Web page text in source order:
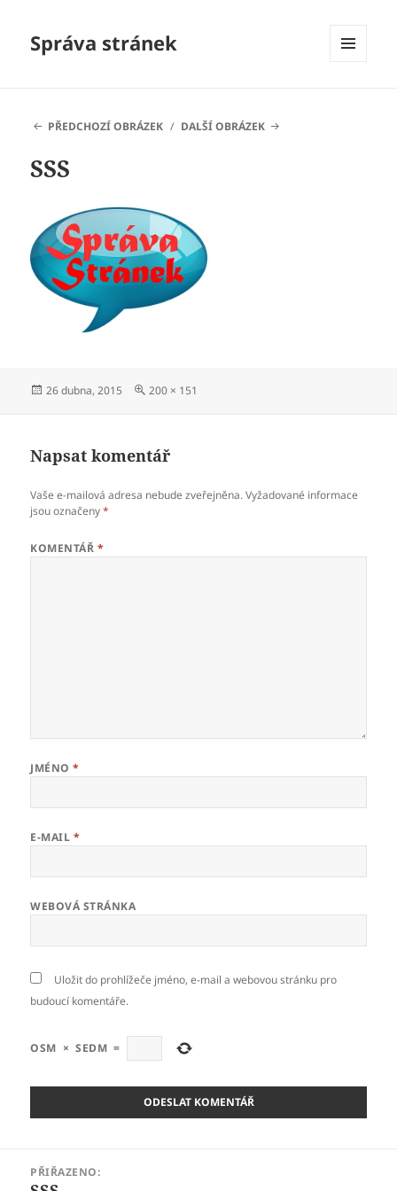
Správa stránek
PŘEDCHOZÍ OBRÁZEK
DALŠÍ OBRÁZEK
SSS
Publikováno:
26 dubna, 2015
Původní
200 × 151
Napsat komentář
Vaše e-mailová adresa nebude zveřejněna. Vyžadované informace
jsou označeny*
KOMENTÁŘ *
JMÉNO*
E-MAIL *
WEBOVÁ STRÁNKA
Uložit do prohlížeče jméno, e-mail a webovou stránku pro
budoucí komentáře.
OSM × SEDM =
PŘIŘAZENO: